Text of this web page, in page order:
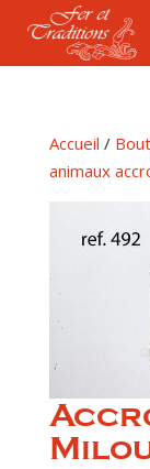
Accueil /
animaux